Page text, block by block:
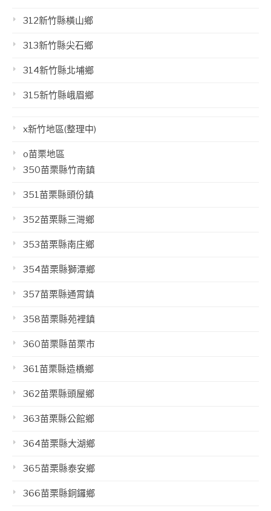
312新竹縣橫山鄉
313新竹縣尖石鄉
314新竹縣北埔鄉
315新竹縣峨眉鄉
x新竹地區(整理中)
o苗栗地區
350苗栗縣竹南鎮
351苗栗縣頭份鎮
352苗栗縣三灣鄉
353苗栗縣南庄鄉
354苗栗縣獅潭鄉
357苗栗縣通霄鎮
358苗栗縣苑裡鎮
360苗栗縣苗栗市
361苗栗縣造橋鄉
362苗栗縣頭屋鄉
363苗栗縣公館鄉
364苗栗縣大湖鄉
365苗栗縣泰安鄉
366苗栗縣銅鑼鄉